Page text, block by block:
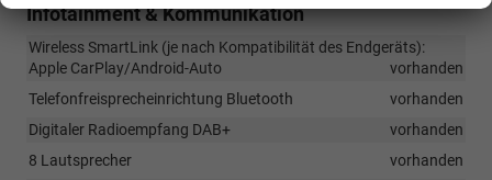
Infotainment & Kommunikation
Wireless SmartLink (je nach Kompatibilität des Endgeräts):
Apple CarPlay/Android-Auto
vorhanden
Telefonfreisprecheinrichtung Bluetooth
vorhanden
Digitaler Radioempfang DAB+
vorhanden
8 Lautsprecher
vorhanden